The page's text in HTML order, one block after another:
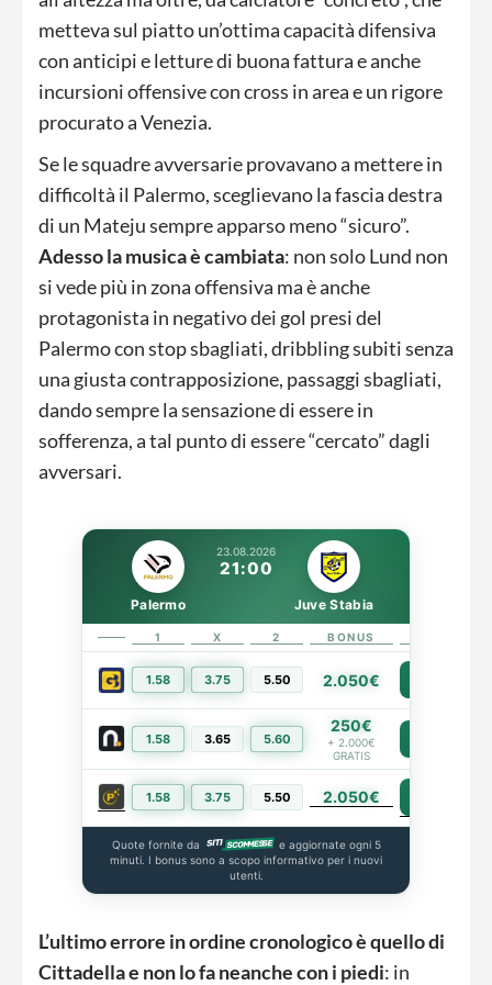
metteva sul piatto un’ottima capacità difensiva
con anticipi e letture di buona fattura e anche
incursioni offensive con cross in area e un rigore
procurato a Venezia.
Se le squadre avversarie provavano a mettere in
difficoltà il Palermo, sceglievano la fascia destra
di un Mateju sempre apparso meno “sicuro”.
Adesso la musica è cambiata: non solo Lund non
si vede più in zona offensiva ma è anche
protagonista in negativo dei gol presi del
Palermo con stop sbagliati, dribbling subiti senza
una giusta contrapposizione, passaggi sbagliati,
dando sempre la sensazione di essere in
sofferenza, a tal punto di essere “cercato” dagli
avversari.
23.08.2026
21:00
Palermo Juve Stabia
1 X 2 BONUS
1.58 3.75 5.50 2.050€
1.58 3.65 5.60
250€
+ 2.000€
GRATIS
1.58 3.75 5.50 2.050€
Quote fornite da
e aggiornate ogni 5
minuti. I bonus sono a scopo informativo per i nuovi
utenti.
L’ultimo errore in ordine cronologico è quello di
Cittadella e non lo fa neanche con i piedi: in